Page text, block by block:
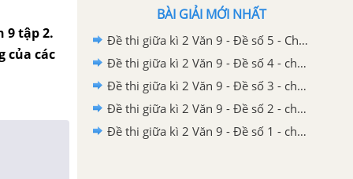
9 tập 2.
của các
BÀI GIẢI MỚI NHẤT
Đề thi giữa kì 2 Văn 9 - Đề số 5 - Chương trình cũ
Đề thi giữa kì 2 Văn 9 - Đề số 4 - chương trình cũ
Đề thi giữa kì 2 Văn 9 - Đề số 3 - chương trình cũ
Đề thi giữa kì 2 Văn 9 - Đề số 2 - chương trình cũ
Đề thi giữa kì 2 Văn 9 - Đề số 1 - chương trình cũ